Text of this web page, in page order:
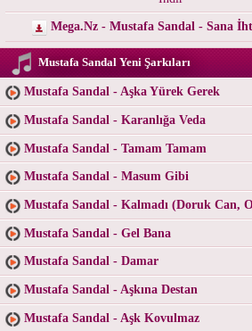
Mega.Nz - Mustafa Sandal - Sana
Mustafa Sandal Yeni Şarkıları
Mustafa Sandal - Aşka Yürek Gerek
Mustafa Sandal - Karanlığa Veda
Mustafa Sandal - Tamam Tamam
Mustafa Sandal - Masum Gibi
Mustafa Sandal - Kalmadı (Doruk Can,
Mustafa Sandal - Gel Bana
Mustafa Sandal - Damar
Mustafa Sandal - Aşkına Destan
Mustafa Sandal - Aşk Kovulmaz